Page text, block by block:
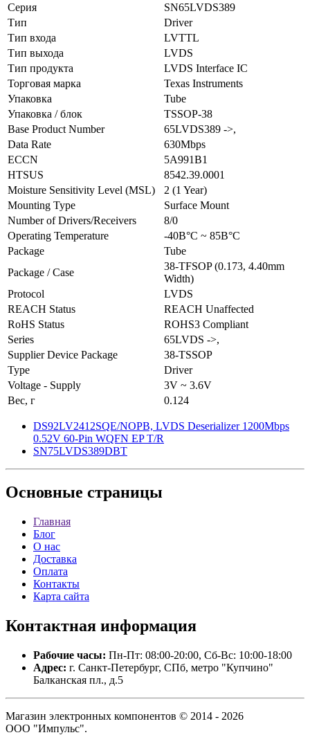
Серия
SN65LVDS389
Тип
Driver
Тип входа
LVTTL
Тип выхода
LVDS
Тип продукта
LVDS Interface IC
Торговая марка
Texas Instruments
Упаковка
Tube
Упаковка / блок
TSSOP-38
Base Product Number
65LVDS389 ->,
Data Rate
630Mbps
ECCN
5A991B1
HTSUS
8542.39.0001
Moisture Sensitivity Level (MSL)
2 (1 Year)
Mounting Type
Surface Mount
Number of Drivers/Receivers
8/0
Operating Temperature
-40В°C ~ 85В°C
Package
Tube
Package / Case
38-TFSOP (0.173, 4.40mm
Width)
Protocol
LVDS
REACH Status
REACH Unaffected
RoHS Status
ROHS3 Compliant
Series
65LVDS ->,
Supplier Device Package
38-TSSOP
Type
Driver
Voltage - Supply
3V ~ 3.6V
Вес, г
0.124
DS92LV2412SQE/NOPB, LVDS Deserializer 1200Mbps
0.52V 60-Pin WQFN EP T/R
SN75LVDS389DBT
Основные страницы
Главная
Блог
О нас
Доставка
Оплата
Контакты
Карта сайта
Контактная информация
Рабочие часы: Пн-Пт: 08:00-20:00, Сб-Вс: 10:00-18:00
Адрес: г. Санкт-Петербург, СПб, метро "Купчино"
Балканская пл., д.5
Магазин электронных компонентов © 2014 - 2026
ООО "Импульс".